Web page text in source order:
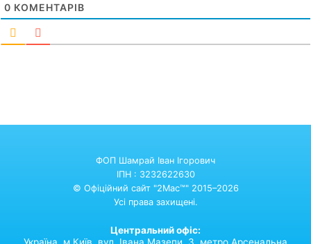
0 КОМЕНТАРІВ
ФОП Шамрай Іван Ігорович
ІПН : 3232622630
© Офіційний сайт "2Mac™" 2015–2026
Усі права захищені.
Центральний офіс:
Україна,
м.Київ, вул. Івана Мазепи, 3. метро Арсенальна